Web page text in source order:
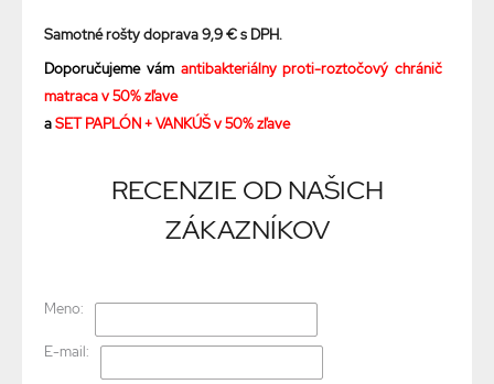
Samotné rošty doprava 9,9 € s DPH.
Doporučujeme vám antibakteriálny proti-roztočový chránič
matraca v 50% zľave
aSET PAPLÓN + VANKÚŠ v 50% zľave
RECENZIE OD NAŠICH
ZÁKAZNÍKOV
Meno:
E-mail: